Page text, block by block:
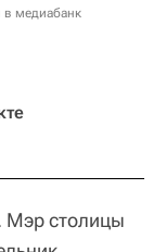
в медиабанк
Мэр столицы